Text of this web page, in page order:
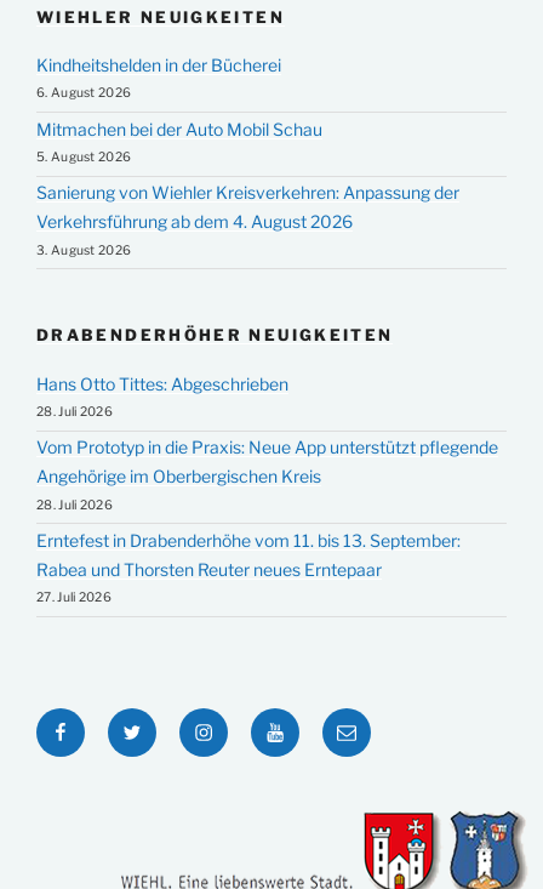
WIEHLER NEUIGKEITEN
Kindheitshelden in der Bücherei
6. August 2026
Mitmachen bei der Auto Mobil Schau
5. August 2026
Sanierung von Wiehler Kreisverkehren: Anpassung der
Verkehrsführung ab dem 4. August 2026
3. August 2026
DRABENDERHÖHER NEUIGKEITEN
Hans Otto Tittes: Abgeschrieben
28. Juli 2026
Vom Prototyp in die Praxis: Neue App unterstützt pflegende
Angehörige im Oberbergischen Kreis
28. Juli 2026
Erntefest in Drabenderhöhe vom 11. bis 13. September:
Rabea und Thorsten Reuter neues Erntepaar
27. Juli 2026
FacebookTwitter InstagramYouTubeE-
Mail